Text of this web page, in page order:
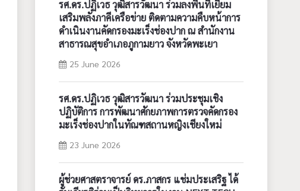
รศ.ดร.ปฏิเวธ วุฒิสารวัฒนา ร่วมลงพื้นที่เยี่ยม
เสริมพลังภาคีเครือข่าย ติดตามความคืบหน้าการ
ดำเนินงานคัดกรองมะเร็งช่องปาก ณ สำนักงาน
สาธารณสุขอำเภอภูกามยาว จังหวัดพะเยา
25 June 2026
รศ.ดร.ปฏิเวธ วุฒิสารวัฒนา ร่วมประชุมเชิง
ปฏิบัติการ การพัฒนาศักยภาพการตรวจคัดกรอง
มะเร็งช่องปากในทัณฑสถานหญิงเชียงใหม่
23 June 2026
ผู้ช่วยศาสตราจารย์ ดร.ภาสกร แช่มประเสริฐ ได้